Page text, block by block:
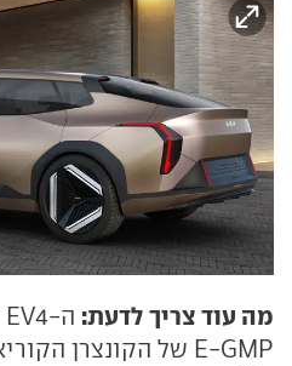
מה עוד צריך לדעת:
E-GMP של הקונצרן הקוריאני, ובדומה לרכב הפנאי